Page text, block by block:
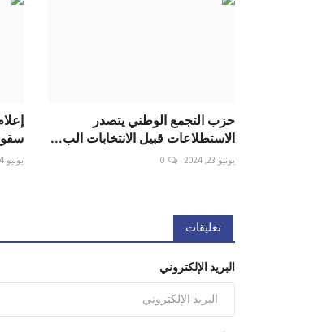
حزب التجمع الوطني يتصدر
الاستطلاعات قبيل الانتخابات الب...
يونيو 23, 2024 0 يونيو 14, 2024
تعليقات
البريد الإلكتروني